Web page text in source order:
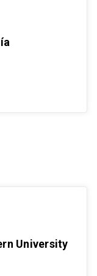
University